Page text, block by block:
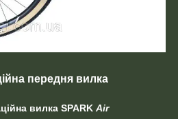
передня вилка
вилка SPARK Air